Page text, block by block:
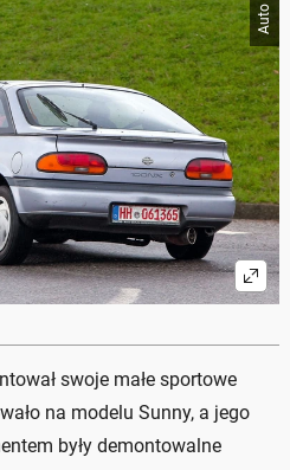
swoje małe sportowe
na modelu Sunny, a jego
były demontowalne